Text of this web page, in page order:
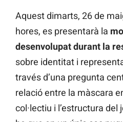
Aquest dimarts, 26 de
hores, es presentarà la
desenvolupat durant la
sobre identitat i
través d’una pregunta
relació entre la màscara
col·lectiu i l’estructura